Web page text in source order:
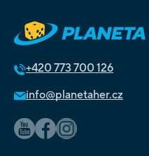
+420 773 700 126
info@planetaher.cz